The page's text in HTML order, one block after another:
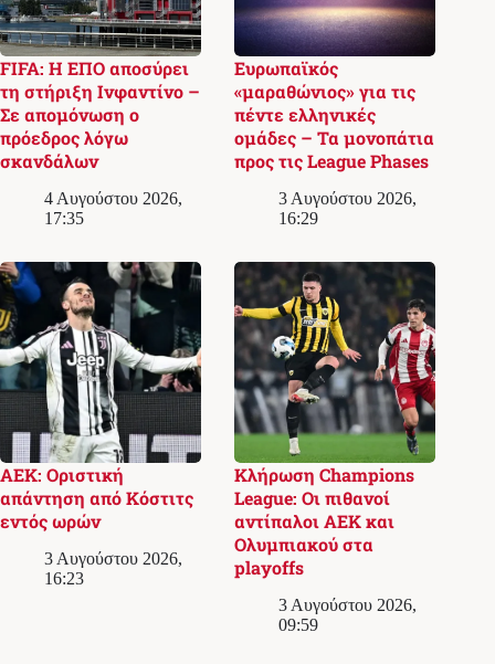
FIFA: Η ΕΠΟ αποσύρει
τη στήριξη Ινφαντίνο –
Σε απομόνωση ο
πρόεδρος λόγω
σκανδάλων
4 Αυγούστου 2026,
17:35
Ευρωπαϊκός
«μαραθώνιος» για τις
πέντε ελληνικές
ομάδες – Τα μονοπάτια
προς τις League Phases
3 Αυγούστου 2026,
16:29
ΑΕΚ: Οριστική
απάντηση από Κόστιτς
εντός ωρών
3 Αυγούστου 2026,
16:23
Κλήρωση Champions
League: Οι πιθανοί
αντίπαλοι ΑΕΚ και
Ολυμπιακού στα
playoffs
3 Αυγούστου 2026,
09:59